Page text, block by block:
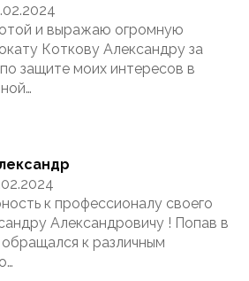
и выражаю огромную
Коткову Александру за
защите моих интересов в
к профессионалу своего
Александровичу ! Попав в
к различным